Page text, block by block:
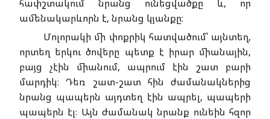
հափշտակում նրանց ունեցվածքը և, որ
ամենակարևորն է, նրանց կյանքը։
Մոլորակի մի փոքրիկ հատվածում՝ այնտեղ,
որտեղ երկու ծովերը պետք է իրար միանային,
բայց չէին միանում, ապրում էին շատ բարի
մարդիկ։ Դեռ շատ-շատ հին ժամանակներից
նրանց պապերն այդտեղ էին ապրել, պապերի
պապերն էլ։ Այն ժամանակ նրանք ունեին հզոր